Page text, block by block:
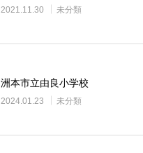
2021.11.30 未分類
洲本市立由良小学校
2024.01.23 未分類